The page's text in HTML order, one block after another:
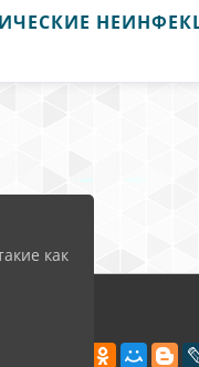
как